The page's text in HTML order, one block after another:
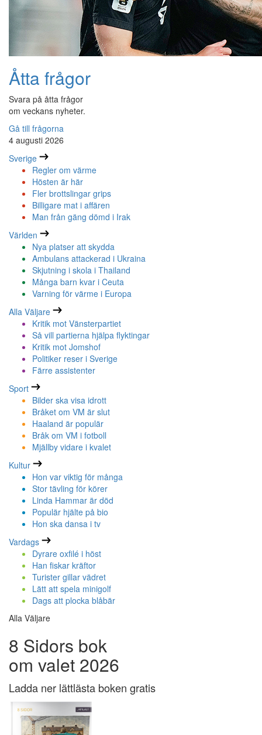
Åtta frågor
Svara på åtta frågor
om veckans nyheter.
Gå till frågorna
4 augusti 2026
Sverige
Regler om värme
Hösten är här
Fler brottslingar grips
Billigare mat i affären
Man från gäng dömd i Irak
Världen
Nya platser att skydda
Ambulans attackerad i Ukraina
Skjutning i skola i Thailand
Många barn kvar i Ceuta
Varning för värme i Europa
Alla Väljare
Kritik mot Vänsterpartiet
Så vill partierna hjälpa flyktingar
Kritik mot Jomshof
Politiker reser i Sverige
Färre assistenter
Sport
Bilder ska visa idrott
Bråket om VM är slut
Haaland är populär
Bråk om VM i fotboll
Mjällby vidare i kvalet
Kultur
Hon var viktig för många
Stor tävling för körer
Linda Hammar är död
Populär hjälte på bio
Hon ska dansa i tv
Vardags
Dyrare oxfilé i höst
Han fiskar kräftor
Turister gillar vädret
Lätt att spela minigolf
Dags att plocka blåbär
Alla Väljare
8 Sidors bok
om valet 2026
Ladda ner lättlästa boken gratis